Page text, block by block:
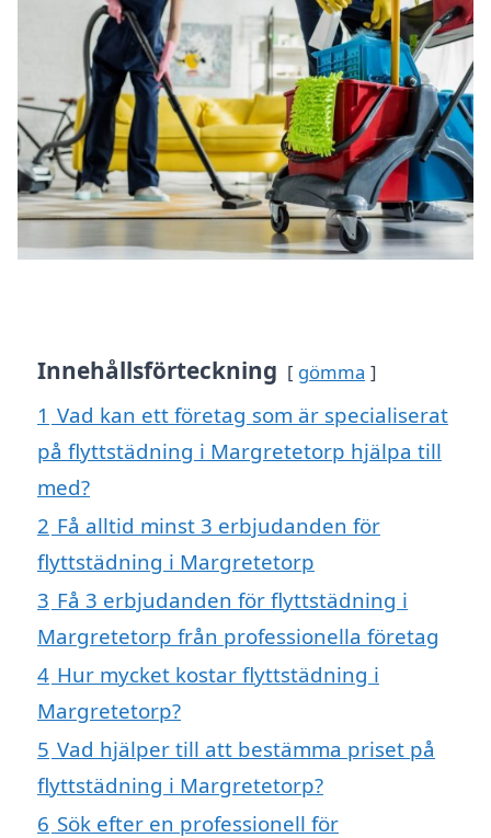
Innehållsförteckning gömma
1 Vad kan ett företag som är specialiserat
på flyttstädning i Margretetorp hjälpa till
med?
2 Få alltid minst 3 erbjudanden för
flyttstädning i Margretetorp
3 Få 3 erbjudanden för flyttstädning i
Margretetorp från professionella företag
4 Hur mycket kostar flyttstädning i
Margretetorp?
5 Vad hjälper till att bestämma priset på
flyttstädning i Margretetorp?
6 Sök efter en professionell för